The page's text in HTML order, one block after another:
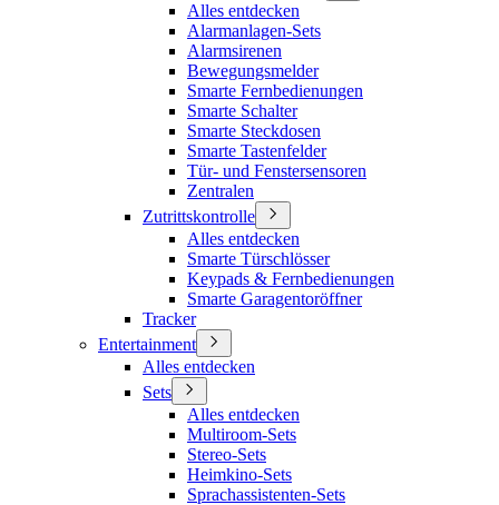
Alles entdecken
Alarmanlagen-Sets
Alarmsirenen
Bewegungsmelder
Smarte Fernbedienungen
Smarte Schalter
Smarte Steckdosen
Smarte Tastenfelder
Tür- und Fenstersensoren
Zentralen
Zutrittskontrolle
Alles entdecken
Smarte Türschlösser
Keypads & Fernbedienungen
Smarte Garagentoröffner
Tracker
Entertainment
Alles entdecken
Sets
Alles entdecken
Multiroom-Sets
Stereo-Sets
Heimkino-Sets
Sprachassistenten-Sets